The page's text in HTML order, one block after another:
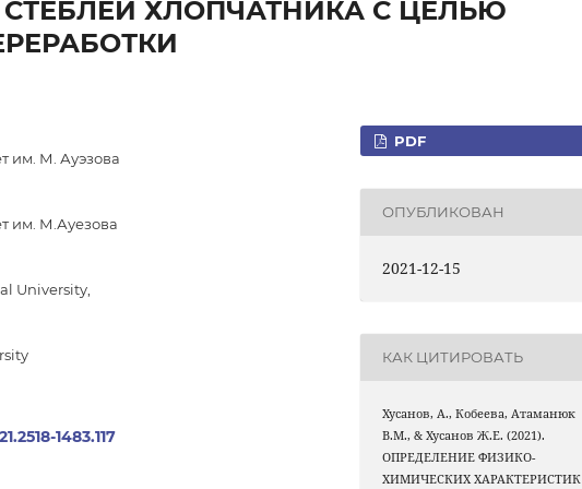
ХЛОПЧАТНИКА С ЦЕЛЬЮ
им. М. Ауэзова
им. М.Ауезова
University,
1483.117
PDF
ОПУБЛИКОВАН
2021-12-15
КАК ЦИТИРОВАТЬ
Хусанов, А., Кобеева, Атаманюк
В.М., & Хусанов Ж.Е. (2021).
ОПРЕДЕЛЕНИЕ ФИЗИКО-
ХИМИЧЕСКИХ ХАРАКТЕРИСТИК